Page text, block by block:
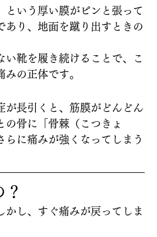
という厚い膜がピンと張って
あり、地面を蹴り出すときの
靴を履き続けることで、こ
の正体です。
が長引くと、筋膜がどんどん
骨に「骨棘（こつきょ
らに痛みが強くなってしまう
し、すぐ痛みが戻ってしま